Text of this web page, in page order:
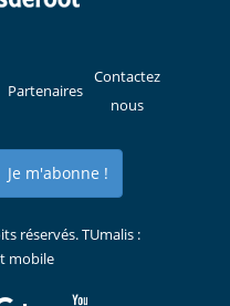
Partenaires
Contactez
nous
Je m'abonne !
réservés. TUmalis :
mobile